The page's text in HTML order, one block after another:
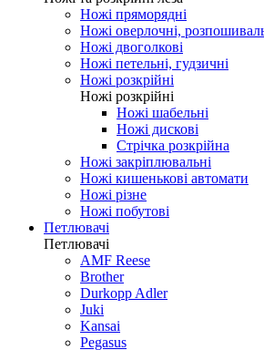
Ножі пряморядні
Ножі оверлочні,
Ножі двоголкові
Ножі петельні, гудзичні
Ножі розкрійні
Ножі розкрійні
Ножі шабельні
Ножі дискові
Стрічка розкрійна
Ножі закріплювальні
Ножі кишенькові автомати
Ножі різне
Ножі побутові
Петлювачі
Петлювачі
AMF Reese
Brother
Durkopp Adler
Juki
Kansai
Pegasus